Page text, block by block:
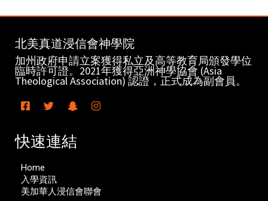
北美真道浸信會神學院
加州政府申請立案獲得私立及高等教育局頒發學位
臨時許可證。2021年獲得亞洲神學協會 (Asia
Theological Association) 認證，正式成為副會員。
快速連結
Home
入學資訊
美加華人浸信會聯會